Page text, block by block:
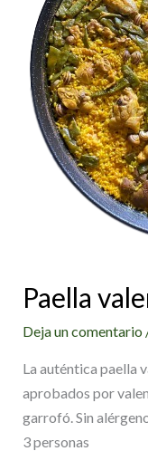
Paella
Deja un comentario
La auténtica paella
aprobados por
garrofó. Sin
3 personas